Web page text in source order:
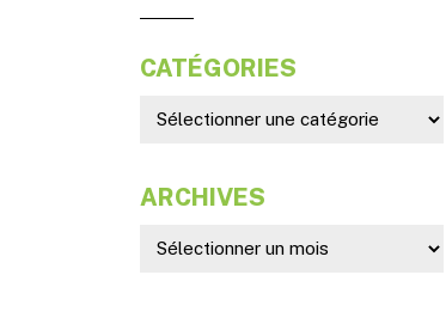
CATÉGORIES
ARCHIVES